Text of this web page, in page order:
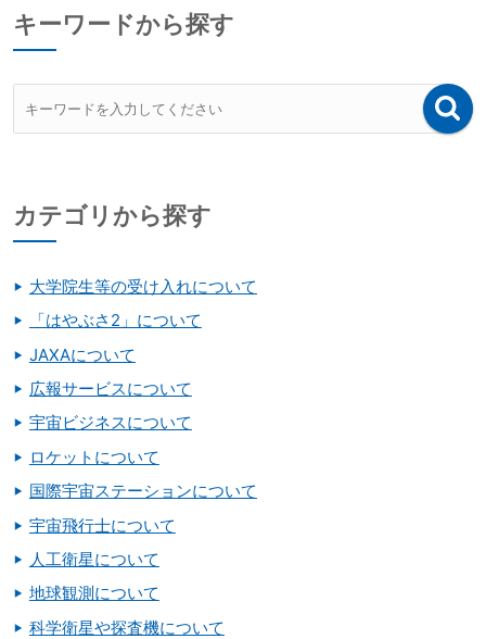
キーワードから探す
カテゴリから探す
大学院生等の受け入れについて
「はやぶさ2」について
JAXAについて
広報サービスについて
宇宙ビジネスについて
ロケットについて
国際宇宙ステーションについて
宇宙飛行士について
人工衛星について
地球観測について
科学衛星や探査機について